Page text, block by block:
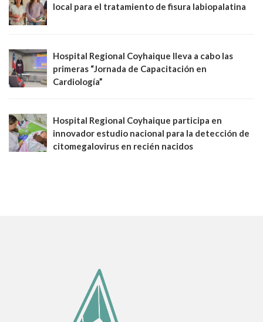
local para el tratamiento de fisura labiopalatina
Hospital Regional Coyhaique lleva a cabo las
primeras “Jornada de Capacitación en
Cardiología”
Hospital Regional Coyhaique participa en
innovador estudio nacional para la detección de
citomegalovirus en recién nacidos